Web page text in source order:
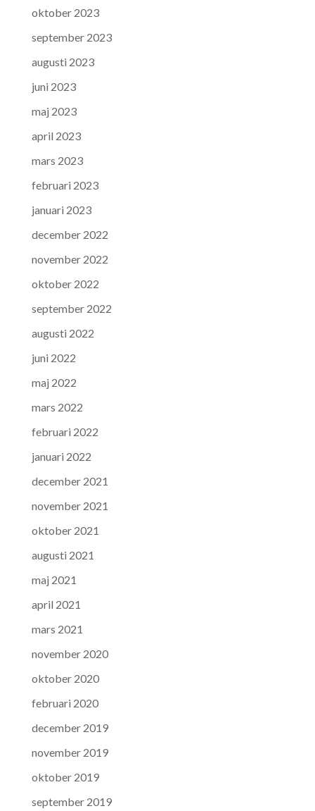
oktober 2023
september 2023
augusti 2023
juni 2023
maj 2023
april 2023
mars 2023
februari 2023
januari 2023
december 2022
november 2022
oktober 2022
september 2022
augusti 2022
juni 2022
maj 2022
mars 2022
februari 2022
januari 2022
december 2021
november 2021
oktober 2021
augusti 2021
maj 2021
april 2021
mars 2021
november 2020
oktober 2020
februari 2020
december 2019
november 2019
oktober 2019
september 2019